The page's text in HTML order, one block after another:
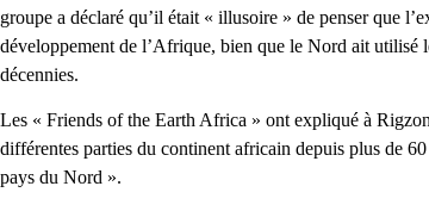
groupe a déclaré qu’il était « illusoire » de penser que
développement de l’Afrique, bien que le Nord ait utilisé
décennies.
Les « Friends of the Earth Africa » ont expliqué à
différentes parties du continent africain depuis plus de
pays du Nord ».